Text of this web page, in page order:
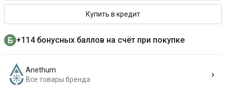
Купить в кредит
+114 бонусных баллов на счёт при покупке
Anethum
Все товары бренда